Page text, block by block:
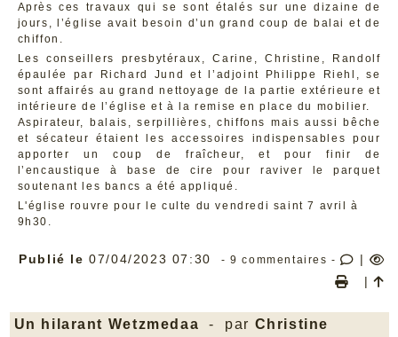
Après ces travaux qui se sont étalés sur une dizaine de
jours, l’église avait besoin d’un grand coup de balai et de
chiffon.
Les conseillers presbytéraux, Carine, Christine, Randolf
épaulée par Richard Jund et l’adjoint Philippe Riehl, se
sont affairés au grand nettoyage de la partie extérieure et
intérieure de l’église et à la remise en place du mobilier.
Aspirateur, balais, serpillières, chiffons mais aussi bêche
et sécateur étaient les accessoires indispensables pour
apporter un coup de fraîcheur, et pour finir de
l’encaustique à base de cire pour raviver le parquet
soutenant les bancs a été appliqué.
L'église rouvre pour le culte du vendredi saint 7 avril à
9h30.
Publié le07/04/2023 07:30- 9 commentaires -
|
|
Un hilarant Wetzmedaa - par Christine